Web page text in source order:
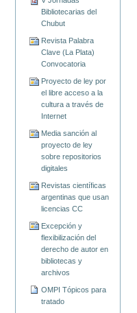
Bibliotecarias del
Chubut
Revista Palabra
Clave (La Plata)
Convocatoria
Proyecto de ley por
el libre acceso a la
cultura a través de
Internet
Media sanción al
proyecto de ley
sobre repositorios
digitales
Revistas científicas
argentinas que usan
licencias CC
Excepción y
flexibilización del
derecho de autor en
bibliotecas y
archivos
OMPI Tópicos para
tratado